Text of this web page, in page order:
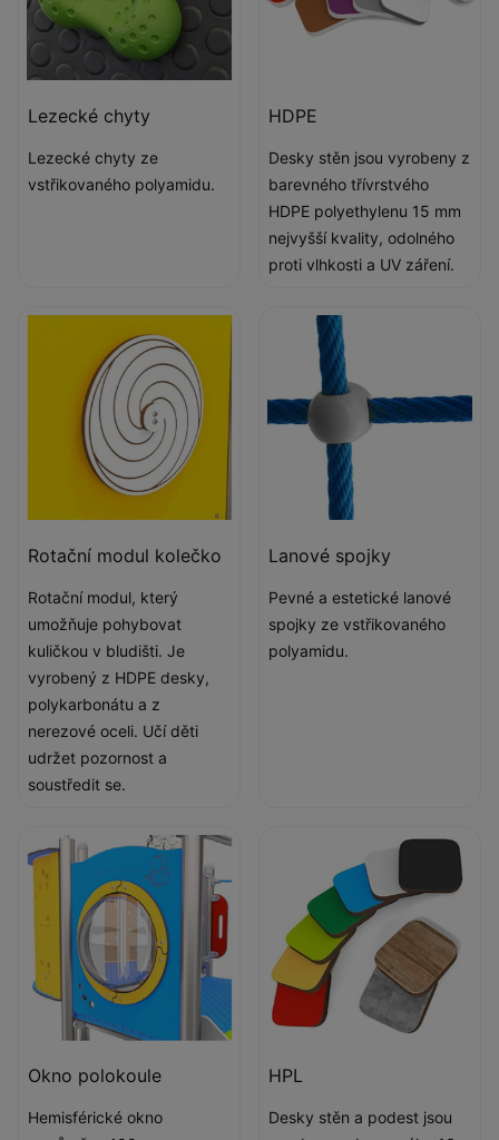
Lezecké chyty
Lezecké chyty ze
vstřikovaného polyamidu.
HDPE
Desky stěn jsou vyrobeny z
barevného třívrstvého
HDPE polyethylenu 15 mm
nejvyšší kvality, odolného
proti vlhkosti a UV záření.
​Rotační modul kolečko
Rotační modul, který
umožňuje pohybovat
kuličkou v bludišti. Je
vyrobený z HDPE desky,
polykarbonátu a z
nerezové oceli. Učí děti
udržet pozornost a
soustředit se.
Lanové spojky
Pevné a estetické lanové
spojky ze vstřikovaného
polyamidu.
Okno polokoule
Hemisférické okno
HPL
Desky stěn a podest jsou